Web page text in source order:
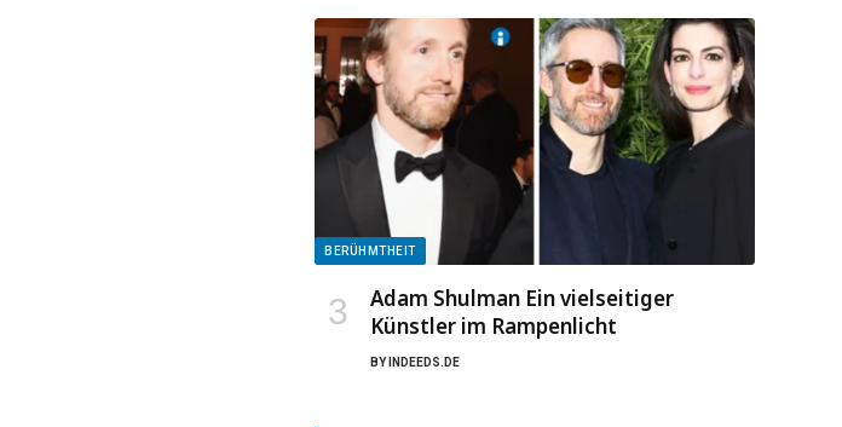
BERÜHMTHEIT
Adam Shulman Ein vielseitiger
Künstler im Rampenlicht
BY INDEEDS.DE